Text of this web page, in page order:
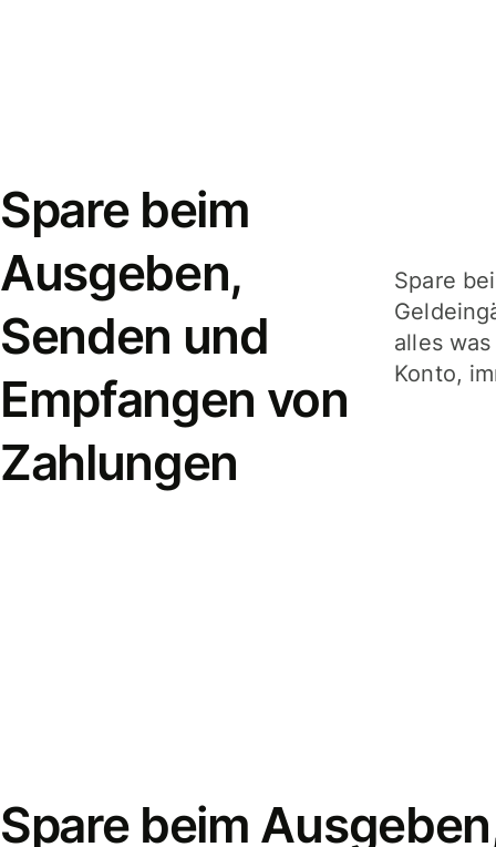
Spare beim
Ausgeben,
Senden und
Empfangen von
Zahlungen
Spare
alles
Konto,
Spare beim